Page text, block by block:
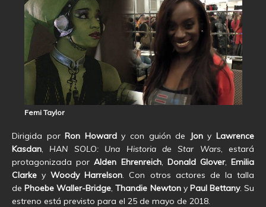
Femi Taylor
Dirigida porRon Howardy con guión de JonyLawrence
Kasdan
HAN SOLO: Una Historia de Star Wars , estará
protagonizada porAlden Ehrenreich, Donald Glover,Emilia
Clarke yWoody Harrelson . Con otros actores de la talla
dePhoebe Waller-Bridge ,Thandie Newtony Paul Bettany. Su
estreno está previsto para el 25 de mayo de 2018.